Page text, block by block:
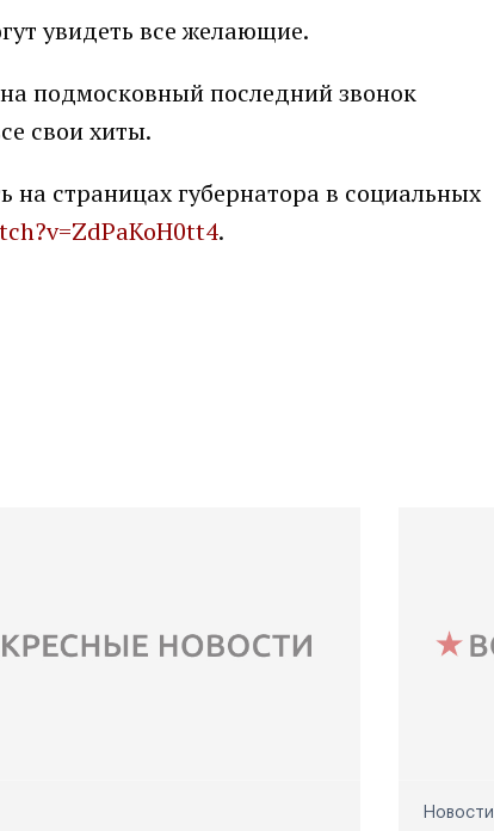
увидеть все желающие.
подмосковный последний звонок
свои хиты.
на страницах губернатора в социальных
.
Новости